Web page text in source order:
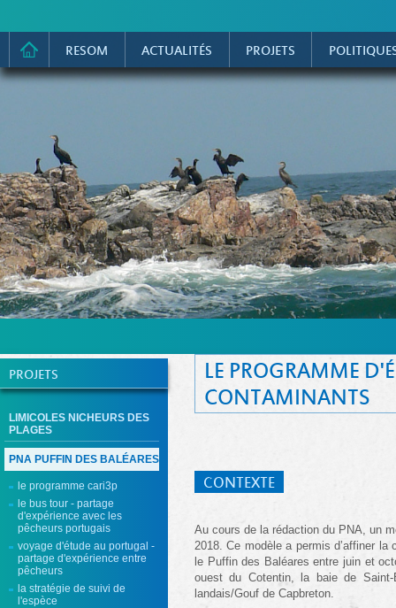
RESOM ACTUALITÉS PROJETS
PROJETS
LIMICOLES NICHEURS DES
PLAGES
PNA PUFFIN DES BALÉARES
le programme cari3p
le bus tour - partage
d'expérience avec les
pêcheurs portugais
voyage d'étude au portugal -
partage d'expérience entre
pêcheurs
la stratégie de suivi de
l'espèce
LE PROGRAMME
CONTAMINANTS
CONTEXTE
Au cours de la rédaction du PNA, un
2018. Ce modèle a permis d’affiner
le Puffin des Baléares entre juin et
ouest du Cotentin, la baie de
landais/Gouf de Capbreton.